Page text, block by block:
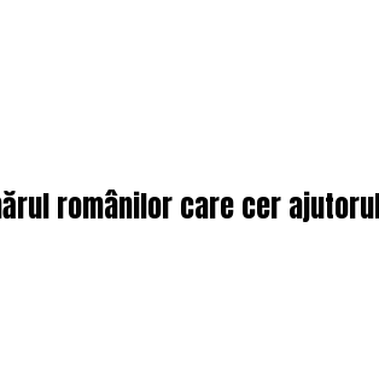
românilor care cer